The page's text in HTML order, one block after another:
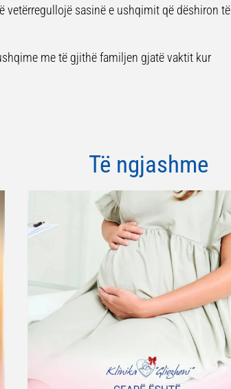
sasinë e ushqimit që dëshiron të
me të gjithë familjen gjatë vaktit kur
Të ngjashme